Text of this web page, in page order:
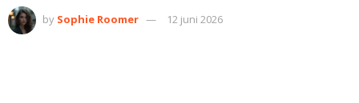
by Sophie Roomer 12 juni 2026